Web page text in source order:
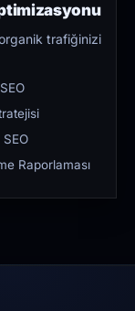
trafiğinizi
Raporlaması